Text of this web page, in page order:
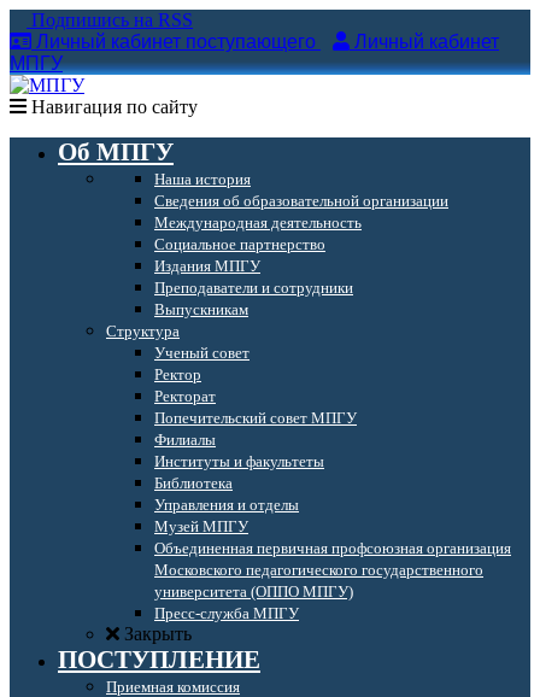
Подпишись на RSS
Личный кабинет поступающего
Личный кабинет
МПГУ
Навигация по сайту
Об МПГУ
Наша история
Сведения об образовательной организации
Международная деятельность
Социальное партнерство
Издания МПГУ
Преподаватели и сотрудники
Выпускникам
Структура
Ученый совет
Ректор
Ректорат
Попечительский совет МПГУ
Филиалы
Институты и факультеты
Библиотека
Управления и отделы
Музей МПГУ
Объединенная первичная профсоюзная организация
Московского педагогического государственного
университета (ОППО МПГУ)
Пресс-служба МПГУ
Закрыть
ПОСТУПЛЕНИЕ
Приемная комиссия